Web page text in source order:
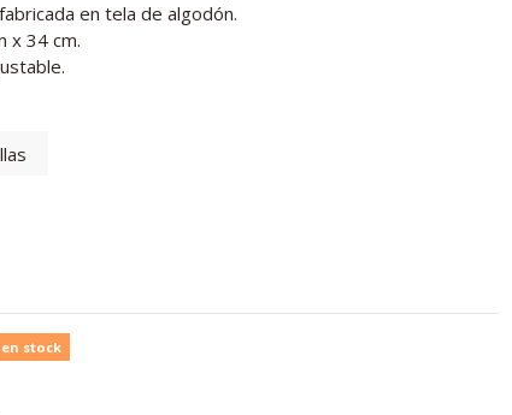
en tela de algodón.
x 34 cm.
stock